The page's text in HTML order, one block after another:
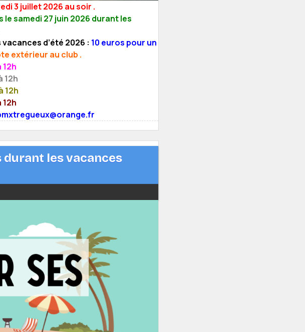
3 juillet 2026 au soir .
samedi 27 juin 2026 durant les
d’été 2026 : 10 euros pour un
extérieur au club .
12h
12h
12h
12h
durant les vacances